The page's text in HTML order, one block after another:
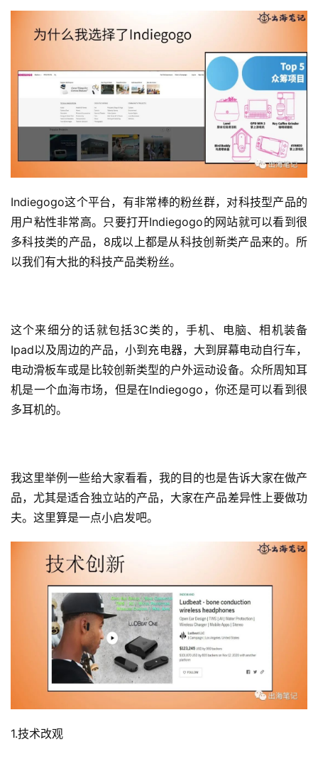
Indiegogo这个平台，有非常棒的粉丝群，对科技型产品的
用户粘性非常高。只要打开Indiegogo的网站就可以看到很
多科技类的产品，8成以上都是从科技创新类产品来的。所
以我们有大批的科技产品类粉丝。
这个来细分的话就包括3C类的，手机、电脑、相机装备
Ipad以及周边的产品，小到充电器，大到屏幕电动自行车，
电动滑板车或是比较创新类型的户外运动设备。众所周知耳
机是一个血海市场，但是在Indiegogo，你还是可以看到很
多耳机的。
我这里举例一些给大家看看，我的目的也是告诉大家在做产
品，尤其是适合独立站的产品，大家在产品差异性上要做功
夫。这里算是一点小启发吧。
1.技术改观